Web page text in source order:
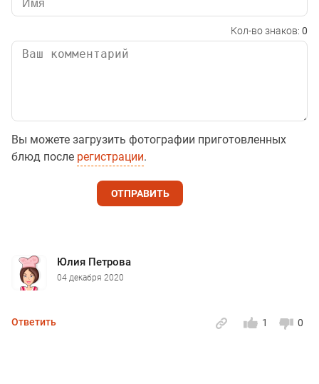
Кол-во знаков: 0
Вы можете загрузить фотографии приготовленных
блюд после регистрации.
ОТПРАВИТЬ
Юлия Петрова
04 декабря 2020
0
1
Ответить